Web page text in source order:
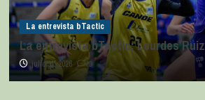
La entrevista bTactic
La entrevista bTactic: Lourdes Ruiz
julio 11, 2026 0